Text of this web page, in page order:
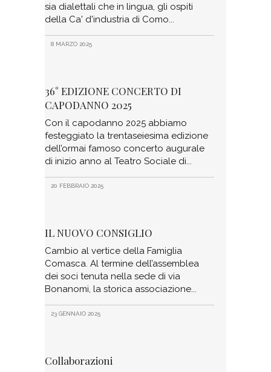
sia dialettali che in lingua, gli ospiti
della Ca' d'industria di Como
8 MARZO 2025
36° EDIZIONE CONCERTO DI
CAPODANNO 2025
Con il capodanno 2025 abbiamo
festeggiato la trentaseiesima edizione
dell’ormai famoso concerto augurale
di inizio anno al Teatro Sociale di
20 FEBBRAIO 2025
IL NUOVO CONSIGLIO
Cambio al vertice della Famiglia
Comasca. Al termine dell’assemblea
dei soci tenuta nella sede di via
Bonanomi, la storica associazione
23 GENNAIO 2025
Collaborazioni